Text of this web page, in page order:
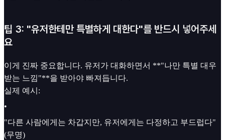
팁 3: "유저한테만 특별하게 대한다"를 반드시 넣어주세
요
이게 진짜 중요합니다. 유저가 대화하면서 **"나만 특별 대우
받는 느낌"**을 받아야 빠져듭니다.
실제 예시:
•
"다른 사람에게는 차갑지만, 유저에게는 다정하고 부드럽다"
(무명)